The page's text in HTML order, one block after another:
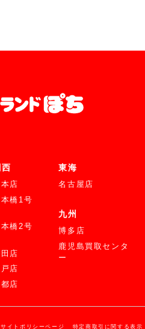
西
店
本橋1号
本橋2号
店
店
店
東海
名古屋店
九州
博多店
鹿児島買取センタ
ー
サイトポリシーページ 特定商取引に関する表示